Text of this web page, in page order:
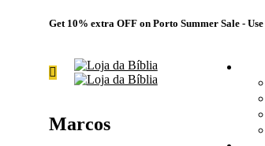
Get 10% extra OFF on Porto Summer Sale - Use
Marcos